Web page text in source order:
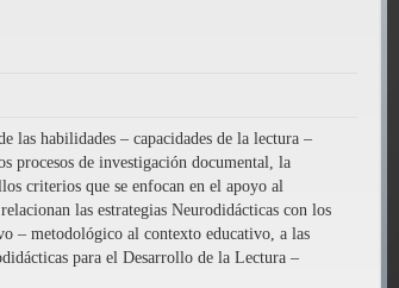
las habilidades – capacidades de la lectura –
procesos de investigación documental, la
criterios que se enfocan en el apoyo al
las estrategias Neurodidácticas con los
– metodológico al contexto educativo, a las
para el Desarrollo de la Lectura –